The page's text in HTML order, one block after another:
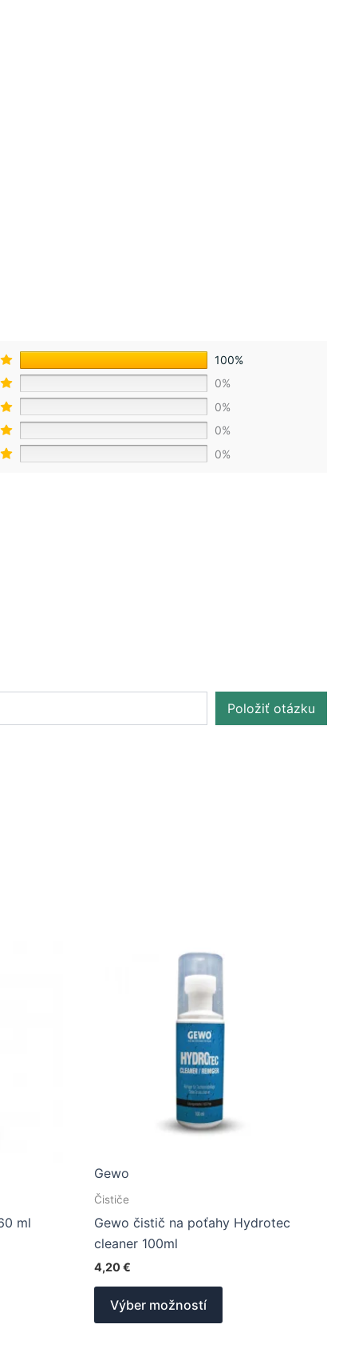
100%
0%
0%
0%
0%
Položiť otázku
ml
Gewo
Čističe
Gewo čistič na poťahy Hydrotec
cleaner 100ml
4,20€
Výber možností
Tento